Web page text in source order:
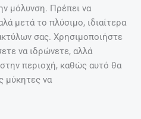
μόλυνση. Πρέπει να
μετά το πλύσιμο, ιδιαίτερα
σας. Χρησιμοποιήστε
να ιδρώνετε, αλλά
περιοχή, καθώς αυτό θα
μύκητες να